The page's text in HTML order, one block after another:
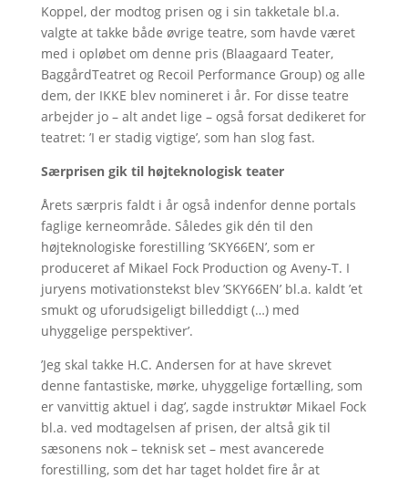
Koppel, der modtog prisen og i sin takketale bl.a.
valgte at takke både øvrige teatre, som havde været
med i opløbet om denne pris (Blaagaard Teater,
BaggårdTeatret og Recoil Performance Group) og alle
dem, der IKKE blev nomineret i år. For disse teatre
arbejder jo – alt andet lige – også forsat dedikeret for
teatret: ’I er stadig vigtige’, som han slog fast.
Særprisen gik til højteknologisk teater
Årets særpris faldt i år også indenfor denne portals
faglige kerneområde. Således gik dén til den
højteknologiske forestilling ’SKY66EN’, som er
produceret af Mikael Fock Production og Aveny-T. I
juryens motivationstekst blev ’SKY66EN’ bl.a. kaldt ’et
smukt og uforudsigeligt billeddigt (…) med
uhyggelige perspektiver’.
’Jeg skal takke H.C. Andersen for at have skrevet
denne fantastiske, mørke, uhyggelige fortælling, som
er vanvittig aktuel i dag’, sagde instruktør Mikael Fock
bl.a. ved modtagelsen af prisen, der altså gik til
sæsonens nok – teknisk set – mest avancerede
forestilling, som det har taget holdet fire år at